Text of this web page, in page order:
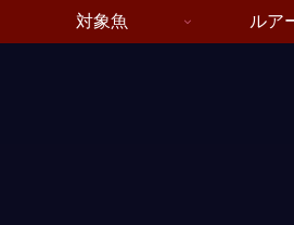
対象魚 ルア